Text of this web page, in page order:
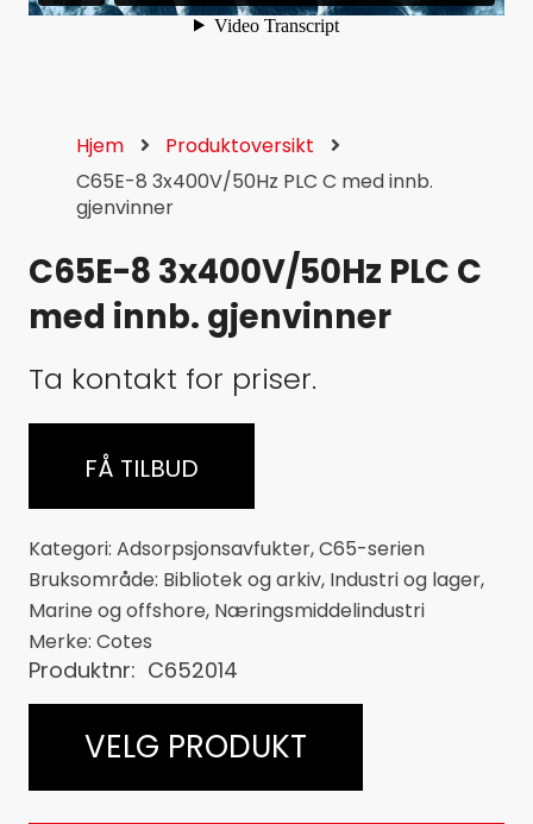
Hjem
Produktoversikt
C65E-8 3x400V/50Hz PLC C med innb.
gjenvinner
C65E-8 3x400V/50Hz PLC C
med innb. gjenvinner
Ta kontakt for priser.
FÅ TILBUD
Kategori: Adsorpsjonsavfukter,C65-serien
Bruksområde: Bibliotek og arkiv, Industri og lager,
Marine og offshore, Næringsmiddelindustri
Merke: Cotes
Produktnr: C652014
VELG PRODUKT